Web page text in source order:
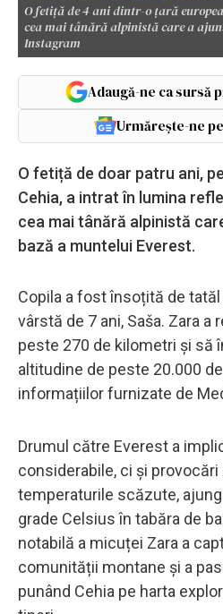
O fetiță de 4 ani dintr-o țară
cea mai tânără alpinistă care a
Instagram
Adaugă-ne ca sursă
Urmărește-ne
O fetiță de doar patru ani,
Cehia, a intrat în lumina
cea mai tânără alpinistă
bază a muntelui Everest.
Copila a fost însoțită de
vârstă de 7 ani, Saša. Zara a
peste 270 de kilometri și să
altitudine de peste 20.000
informațiilor furnizate de
Drumul către Everest a
considerabile, ci și
temperaturile scăzute,
grade Celsius în tabăra de
notabilă a micuței Zara a
comunității montane și a
punând Cehia pe harta